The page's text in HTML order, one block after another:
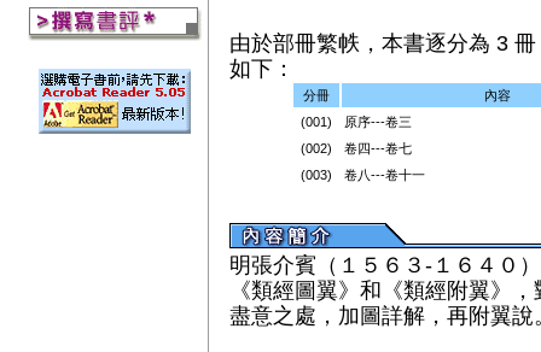
由於部冊繁帙，本書逐分為 3
如下：
分冊
內容
(001)
原序---卷三
(002)
卷四---卷七
(003)
卷八---卷十一
明張介賓（１５６３-１６４０
《類經圖翼》和《類經附翼》，
盡意之處，加圖詳解，再附翼說